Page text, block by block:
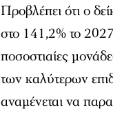
Προβλέπει ότι ο
στο 141,2% το
ποσοστιαίες
των καλύτερων
αναμένεται να